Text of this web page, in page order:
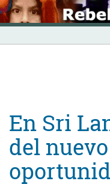
Skip
to
content
INICIO
En Sri
del